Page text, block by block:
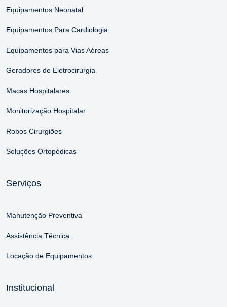
Equipamentos Neonatal
Equipamentos Para Cardiologia
Equipamentos para Vias Aéreas
Geradores de Eletrocirurgia
Macas Hospitalares
Monitorização Hospitalar
Robos Cirurgiões
Soluções Ortopédicas
Serviços
Manutenção Preventiva
Assistência Técnica
Locação de Equipamentos
Institucional